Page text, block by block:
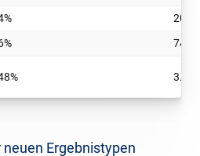
206
74
Ergebnistypen